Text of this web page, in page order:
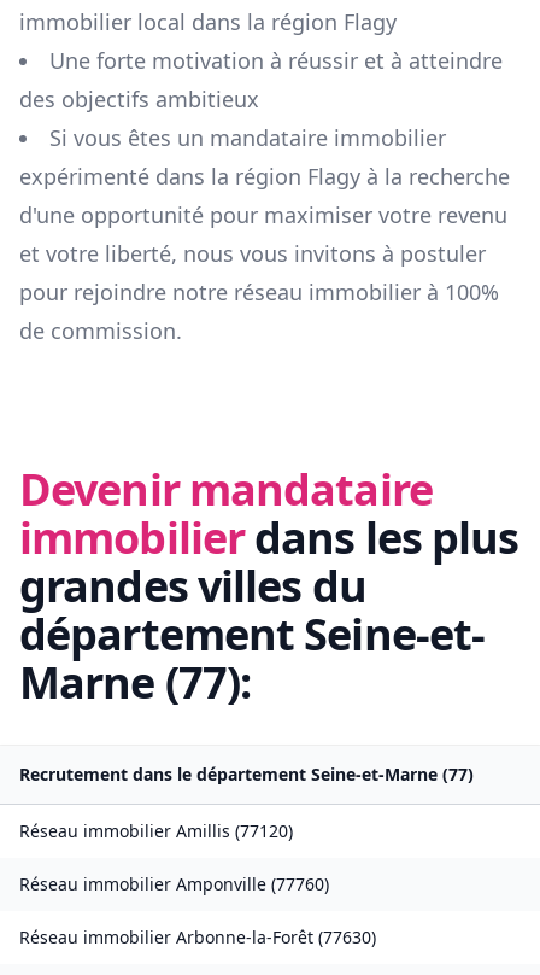
immobilier local dans la région Flagy
Une forte motivation à réussir et à atteindre
des objectifs ambitieux
Si vous êtes un mandataire immobilier
expérimenté dans la région Flagy à la recherche
d'une opportunité pour maximiser votre revenu
et votre liberté, nous vous invitons à postuler
pour rejoindre notre réseau immobilier à 100%
de commission.
Devenir mandataire
immobilierdans les plus
grandes villes du
départementSeine-et-
Marne (77):
Recrutement dans le département Seine-et-Marne (77)
Réseau immobilier Amillis (77120)
Réseau immobilier Amponville (77760)
Réseau immobilier Arbonne-la-Forêt (77630)